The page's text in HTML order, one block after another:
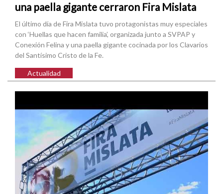
una paella gigante cerraron Fira Mislata
El último día de Fira Mislata tuvo protagonistas muy especiales
con ‘Huellas que hacen familia’, organizada junto a SVPAP y
Conexión Felina y una paella gigante cocinada por los Clavarios
del Santísimo Cristo de la Fe.
Actualidad